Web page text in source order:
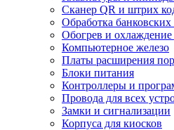
Сканер QR и штрих
Обработка
Обогрев и охлаждение
Компьютерное железо
Платы расширения
Блоки питания
Контроллеры и
Провода для всех
Замки и сигнализации
Корпуса для киосков